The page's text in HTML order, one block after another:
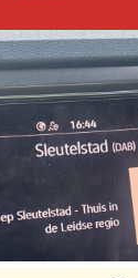
met Keanu
uur 1 van 0